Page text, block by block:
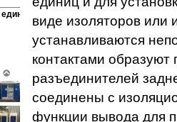
виде изоляторов или
устанавливаются
контактами
разъединителей
соединены с
функции вывода для